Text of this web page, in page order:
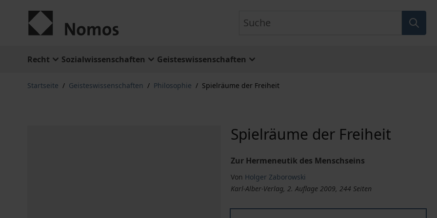
Recht Sozialwissenschaften Geisteswissenschaften
Startseite / Geisteswissenschaften / Philosophie / Spielräume der Freiheit
Spielräume der Freiheit
Zur Hermeneutik des Menschseins
Von Holger Zaborowski
Karl-Alber-Verlag, 2. Auflage 2009, 244 Seiten